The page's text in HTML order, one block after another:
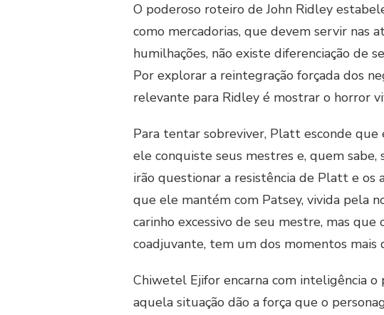
O poderoso roteiro de John Ridley
como mercadorias, que devem servir nas
humilhações, não existe diferenciação de
Por explorar a reintegração forçada dos
relevante para Ridley é mostrar o horror
Para tentar sobreviver, Platt esconde que
ele conquiste seus mestres e, quem sabe,
irão questionar a resistência de Platt e os
que ele mantém com Patsey, vivida pela
carinho excessivo de seu mestre, mas
coadjuvante, tem um dos momentos mais
Chiwetel Ejifor encarna com inteligência
aquela situação dão a força que o